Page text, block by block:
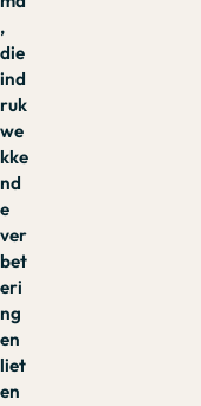
,
die
ind
ruk
we
kke
nd
e
ver
bet
eri
ng
en
liet
en